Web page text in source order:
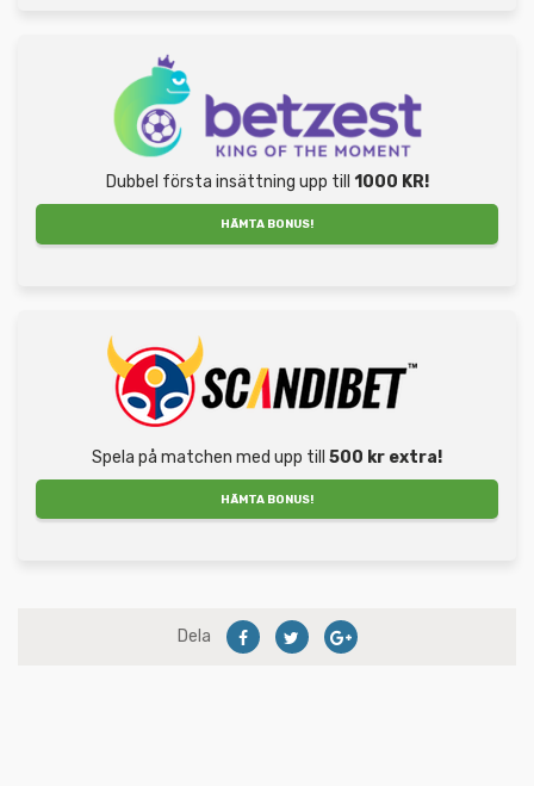
Dubbel första insättning upp till 1000 KR!
HÄMTA BONUS!
Spela på matchen med upp till 500 kr extra!
HÄMTA BONUS!
Dela